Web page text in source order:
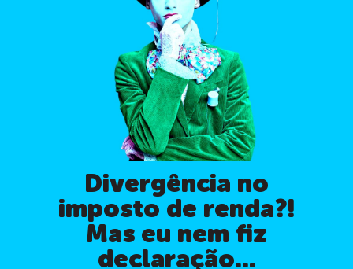
Divergência no
imposto de renda?!
Mas eu nem fiz
declaração...